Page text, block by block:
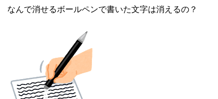
なんで消せるボールペンで書いた文字は消えるの？